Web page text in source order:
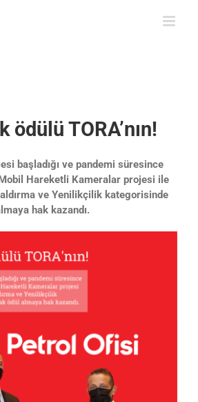
TORA’nın!
başladığı ve pandemi süresince
Mobil Hareketli Kameralar projesi ile
ve Yenilikçilik kategorisinde
hak kazandı.